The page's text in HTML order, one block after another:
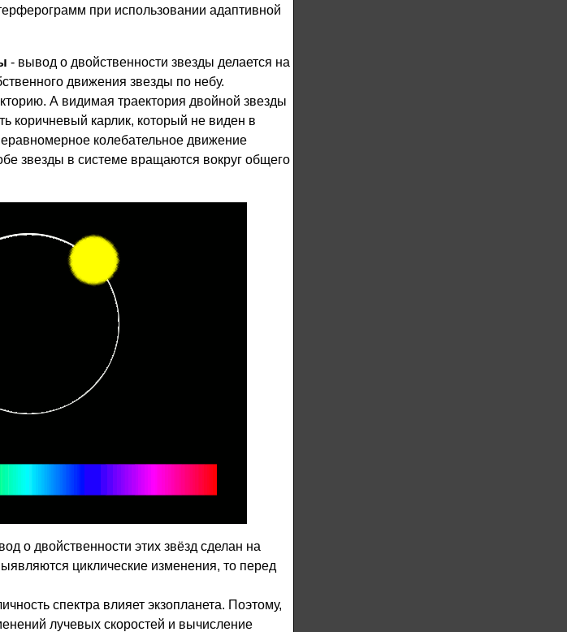
при использовании адаптивной
- вывод о двойственности звезды делается на
движения звезды по небу.
А видимая траектория двойной звезды
коричневый карлик, который не виден в
колебательное движение
звезды в системе вращаются вокруг общего
о двойственности этих звёзд сделан на
циклические изменения, то перед
спектра влияет экзопланета. Поэтому,
лучевых скоростей и вычисление